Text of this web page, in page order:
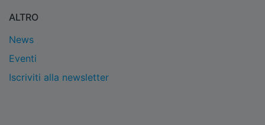
ALTRO
News
Eventi
Iscriviti alla newsletter